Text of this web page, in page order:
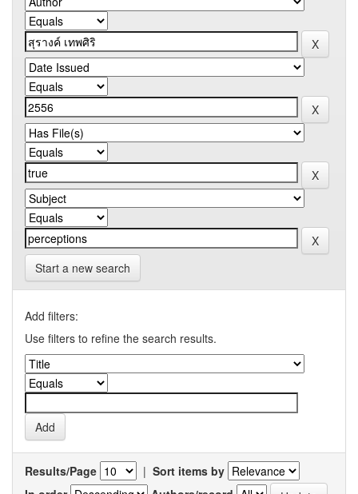
Start a new search
Add filters:
Use filters to refine the search results.
Results/Page | Sort items by